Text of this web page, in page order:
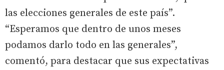
las elecciones generales de este país”.
“Esperamos que dentro de unos meses
podamos darlo todo en las generales”,
comentó, para destacar que sus expectativas